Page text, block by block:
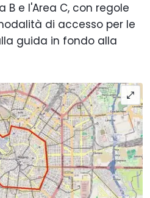
B e l'Area C, con regole
di accesso per le
guida in fondo alla